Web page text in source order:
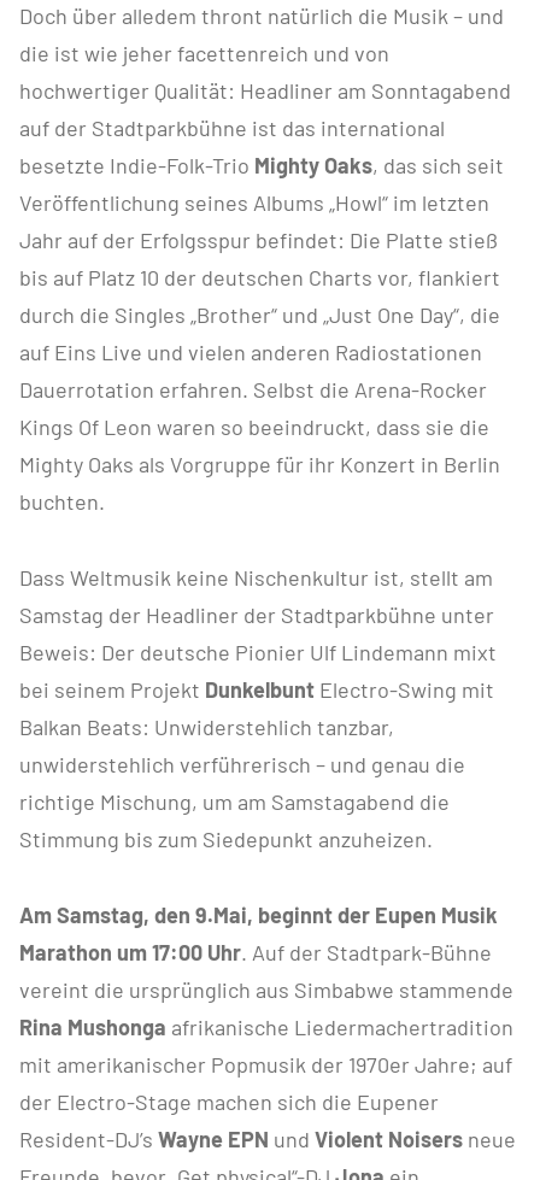
Doch über alledem thront natürlich die Musik – und
die ist wie jeher facettenreich und von
hochwertiger Qualität: Headliner am Sonntagabend
auf der Stadtparkbühne ist das international
besetzte Indie-Folk-Trio Mighty Oaks, das sich seit
Veröffentlichung seines Albums „Howl“ im letzten
Jahr auf der Erfolgsspur befindet: Die Platte stieß
bis auf Platz 10 der deutschen Charts vor, flankiert
durch die Singles „Brother“ und „Just One Day“, die
auf Eins Live und vielen anderen Radiostationen
Dauerrotation erfahren. Selbst die Arena-Rocker
Kings Of Leon waren so beeindruckt, dass sie die
Mighty Oaks als Vorgruppe für ihr Konzert in Berlin
buchten.
Dass Weltmusik keine Nischenkultur ist, stellt am
Samstag der Headliner der Stadtparkbühne unter
Beweis: Der deutsche Pionier Ulf Lindemann mixt
bei seinem Projekt Dunkelbunt Electro-Swing mit
Balkan Beats: Unwiderstehlich tanzbar,
unwiderstehlich verführerisch – und genau die
richtige Mischung, um am Samstagabend die
Stimmung bis zum Siedepunkt anzuheizen.
Am Samstag, den 9.Mai, beginnt der Eupen Musik
Marathon um 17:00 Uhr. Auf der Stadtpark-Bühne
vereint die ursprünglich aus Simbabwe stammende
Rina Mushonga afrikanische Liedermachertradition
mit amerikanischer Popmusik der 1970er Jahre; auf
der Electro-Stage machen sich die Eupener
Resident-DJ’s Wayne EPN und Violent Noisers neue